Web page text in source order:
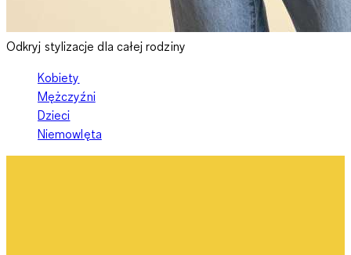
Odkryj stylizacje dla całej rodziny
Kobiety
Mężczyźni
Dzieci
Niemowlęta